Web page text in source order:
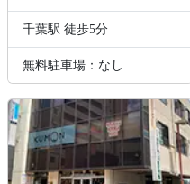
千葉駅 徒歩5分
無料駐車場：なし